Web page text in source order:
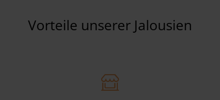
Vorteile unserer Jalousien